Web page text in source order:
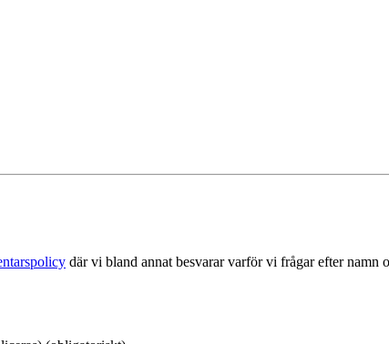
där vi bland annat besvarar varför vi frågar efter namn